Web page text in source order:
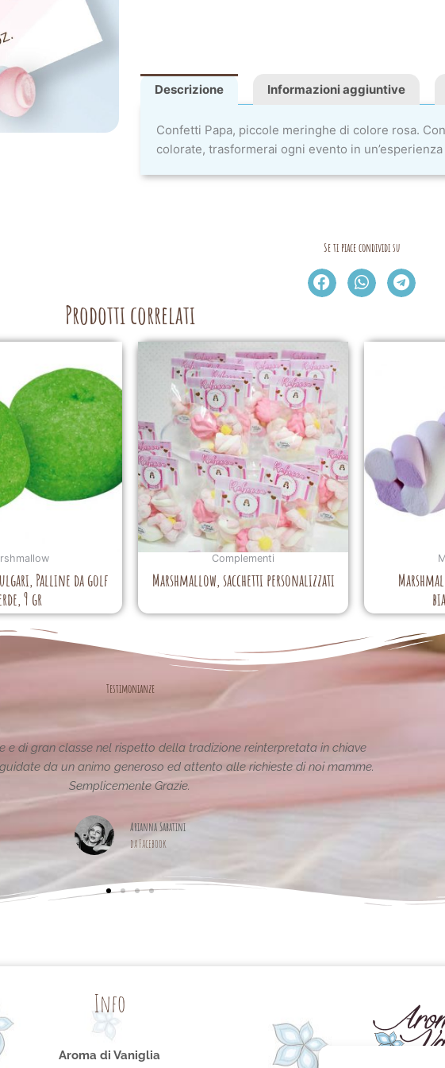
Descrizione Informazioni aggiuntive
Confetti Papa, piccole meringhe di colore rosa.
colorate, trasformerai ogni evento in
Se ti piace condividi su
Prodotti correlati
Palline da golf
9 gr
Complementi
Marshmallow, sacchetti personalizzati
Testimonianze
fantastiche e uniche..raffinate eleganti....complimenti per la vostra
pagina,piena di idee!grazie
da Facebook
Info
Aroma di Vaniglia